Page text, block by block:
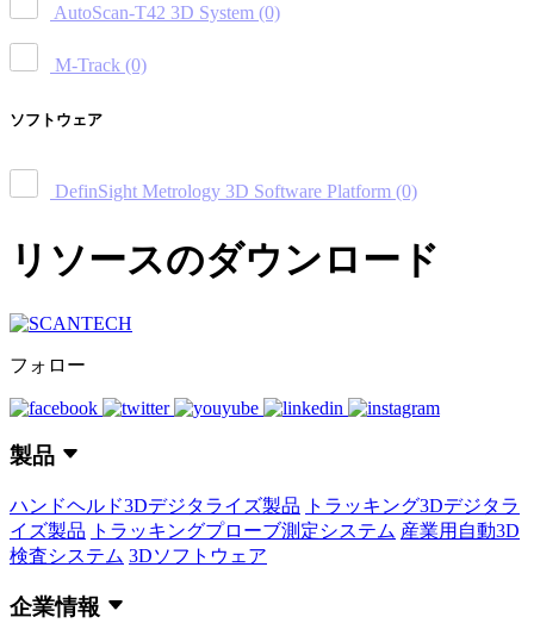
AutoScan-T42 3D System (0)
M-Track (0)
ソフトウェア
DefinSight Metrology 3D Software Platform (0)
リソースのダウンロード
フォロー
製品
ハンドヘルド3Dデジタライズ製品
トラッキング3Dデジタラ
イズ製品
トラッキングプローブ測定システム 産業用自動3D
検査システム 3Dソフトウェア
企業情報